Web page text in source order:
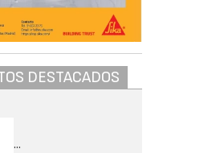
DESTACADOS
...